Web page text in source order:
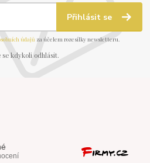
Přihlásit se
údajů za účelem rozesílky newsletteru.
se kdykoli odhlásit.